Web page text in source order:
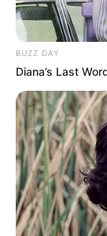
BUZZ DAY
Diana’s Last